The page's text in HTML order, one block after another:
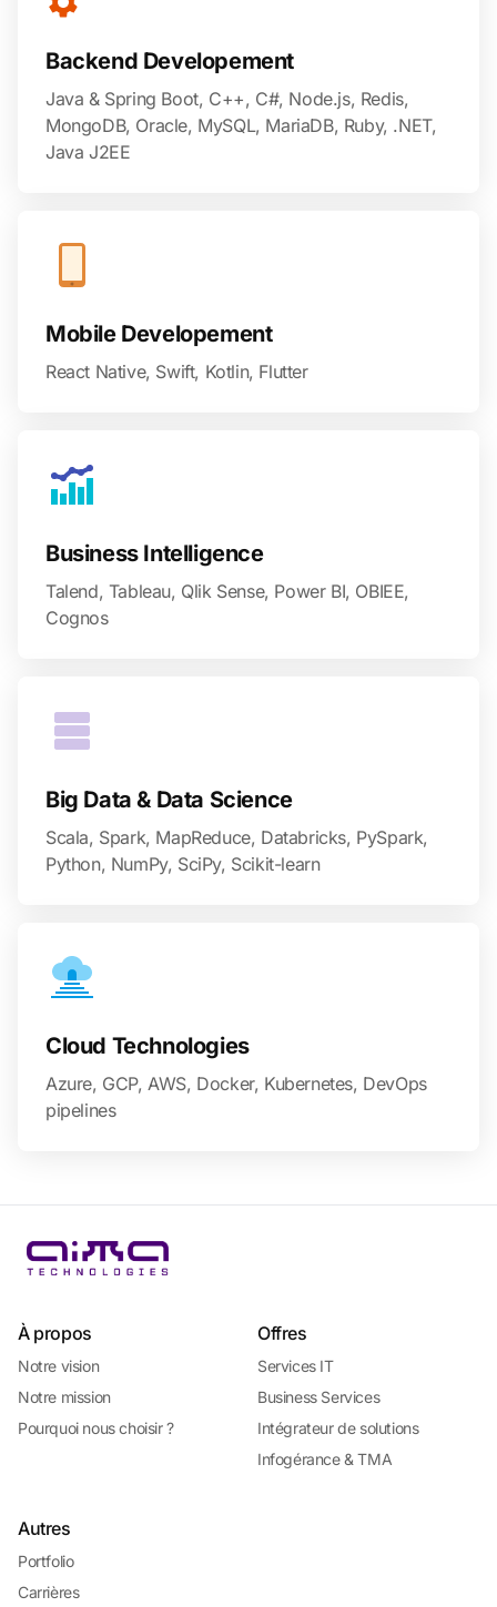
Backend Developement
Java & Spring Boot, C++, C#, Node.js, Redis,
MongoDB, Oracle, MySQL, MariaDB, Ruby, .NET,
Java J2EE
Mobile Developement
React Native, Swift, Kotlin, Flutter
Business Intelligence
Talend, Tableau, Qlik Sense, Power BI, OBIEE,
Cognos
Big Data & Data Science
Scala, Spark, MapReduce, Databricks, PySpark,
Python, NumPy, SciPy, Scikit-learn
Cloud Technologies
Azure, GCP, AWS, Docker, Kubernetes, DevOps
pipelines
À propos
Notre vision
Notre mission
Pourquoi nous choisir ?
Offres
Services IT
Business Services
Intégrateur de solutions
Infogérance & TMA
Autres
Portfolio
Carrières